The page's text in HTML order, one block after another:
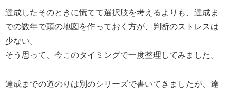
達成したそのときに慌てて選択肢を考えるよりも、達成ま
での数年で頭の地図を作っておく方が、判断のストレスは
少ない。
そう思って、今このタイミングで一度整理してみました。
達成までの道のりは別のシリーズで書いてきましたが、達